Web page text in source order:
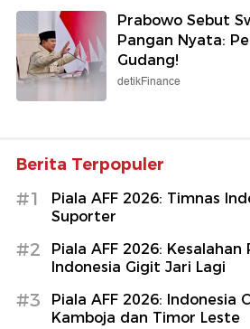
Prabowo Sebut
Pangan Nyata:
Gudang!
detikFinance
Berita Terpopuler
#1
Piala AFF 2026: Timnas
Suporter
#2
Piala AFF 2026:
Indonesia Gigit Jari Lagi
#3
Piala AFF 2026: Indonesia
Kamboja dan Timor Leste